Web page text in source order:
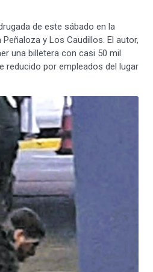
de este sábado en la
y Los Caudillos. El autor,
una billetera con casi 50 mil
reducido por empleados del lugar